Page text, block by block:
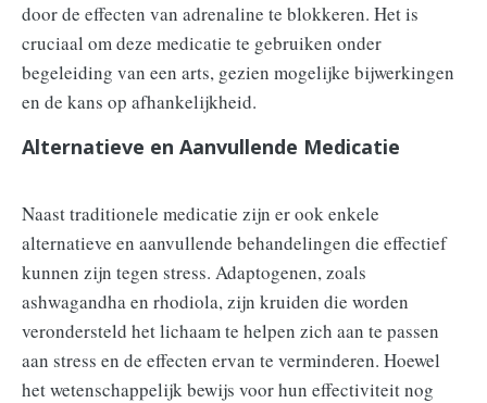
door de effecten van adrenaline te blokkeren. Het is
cruciaal om deze medicatie te gebruiken onder
begeleiding van een arts, gezien mogelijke bijwerkingen
en de kans op afhankelijkheid.
Alternatieve en Aanvullende Medicatie
Naast traditionele medicatie zijn er ook enkele
alternatieve en aanvullende behandelingen die effectief
kunnen zijn tegen stress. Adaptogenen, zoals
ashwagandha en rhodiola, zijn kruiden die worden
verondersteld het lichaam te helpen zich aan te passen
aan stress en de effecten ervan te verminderen. Hoewel
het wetenschappelijk bewijs voor hun effectiviteit nog